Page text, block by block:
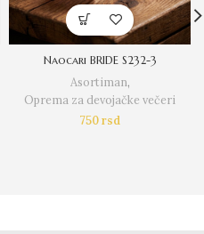
Naocari BRIDE S232-3
Asortiman,
Oprema za devojačke večeri
750rsd